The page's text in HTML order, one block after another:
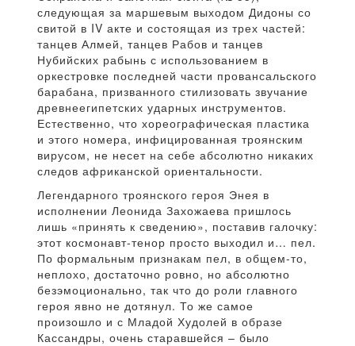
следующая за маршевым выходом Дидоны со
свитой в IV акте и состоящая из трех частей:
танцев Алмей, танцев Рабов и танцев
Нубийских рабынь с использованием в
оркестровке последней части провансальского
барабана, призванного стилизовать звучание
древнеегипетских ударных инструментов.
Естественно, что хореографическая пластика
и этого номера, инфицированная троянским
вирусом, не несет на себе абсолютно никаких
следов африканской ориентальности.
Легендарного троянского героя Энея в
исполнении Леонида Захожаева пришлось
лишь «принять к сведению», поставив галочку:
этот космонавт-тенор просто выходил и… пел.
По формальным признакам пел, в общем-то,
неплохо, достаточно ровно, но абсолютно
безэмоционально, так что до роли главного
героя явно не дотянул. То же самое
произошло и с Младой Худолей в образе
Кассандры, очень старавшейся – было